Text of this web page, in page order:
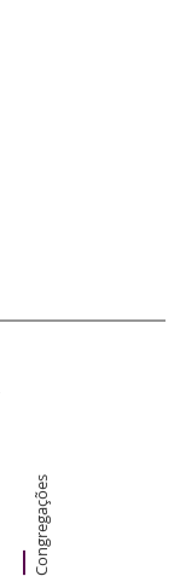
Congregações